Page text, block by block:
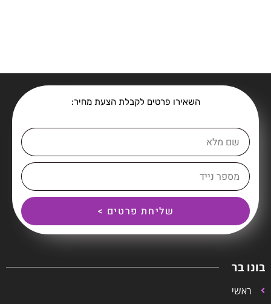
השאירו פרטים לקבלת הצעת מחיר:
שליחת פרטים >
בונו בר
ראשי